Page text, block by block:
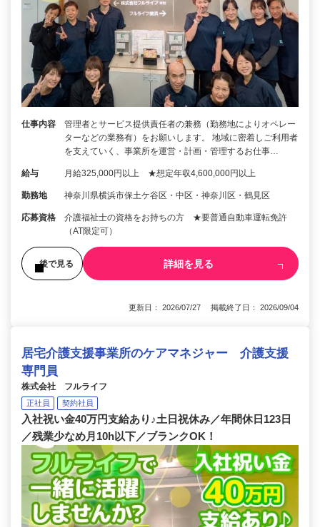
仕事内容
管理者とサービス提供責任者の兼務（勤務地によりオペレー
ターなどの業務有）をお願いします。 地域に密着しご利用者
を支えていく、事業所を運営・計画・管理するお仕事…
給与 月給325,000円以上 ★想定年収4,600,000円以上
勤務地 神奈川県横浜市保土ケ谷区・中区・神奈川区・鶴見区
応募資格
介護福祉士の資格をお持ちの方 ★要普通自動車運転免許
（AT限定可）
後で見る 詳細を見る
更新日： 2026/07/27 掲載終了日： 2026/09/04
居宅介護支援事業所のケアマネジャー 介護支援
専門員
株式会社 フルライフ
正社員 契約社員
入社祝い金40万円支給あり♪土日祝休み／年間休日123日
／残業少なめ月10h以下／ブランクOK！